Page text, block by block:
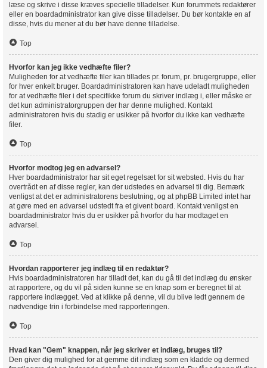
læse og skrive i disse kræves specielle tilladelser. Kun forummets redaktører
eller en boardadministrator kan give disse tilladelser. Du bør kontakte en af
disse, hvis du mener at du bør have denne tilladelse.
Top
Hvorfor kan jeg ikke vedhæfte filer?
Muligheden for at vedhæfte filer kan tillades pr. forum, pr. brugergruppe, eller
for hver enkelt bruger. Boardadministratoren kan have udeladt muligheden
for at vedhæfte filer i det specifikke forum du skriver indlæg i, eller måske er
det kun administratorgruppen der har denne mulighed. Kontakt
administratoren hvis du stadig er usikker på hvorfor du ikke kan vedhæfte
filer.
Top
Hvorfor modtog jeg en advarsel?
Hver boardadministrator har sit eget regelsæt for sit websted. Hvis du har
overtrådt en af disse regler, kan der udstedes en advarsel til dig. Bemærk
venligst at det er administratorens beslutning, og at phpBB Limited intet har
at gøre med en advarsel udstedt fra et givent board. Kontakt venligst en
boardadministrator hvis du er usikker på hvorfor du har modtaget en
advarsel.
Top
Hvordan rapporterer jeg indlæg til en redaktør?
Hvis boardadministratoren har tilladt det, kan du gå til det indlæg du ønsker
at rapportere, og du vil på siden kunne se en knap som er beregnet til at
rapportere indlægget. Ved at klikke på denne, vil du blive ledt gennem de
nødvendige trin i forbindelse med rapporteringen.
Top
Hvad kan "Gem" knappen, når jeg skriver et indlæg, bruges til?
Den giver dig mulighed for at gemme dit indlæg som en kladde og dermed